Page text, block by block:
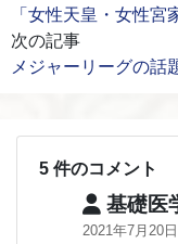
「女性天皇・女性
次の記事
メジャーリーグの話
5 件のコメント
基礎医
2021年7月20日